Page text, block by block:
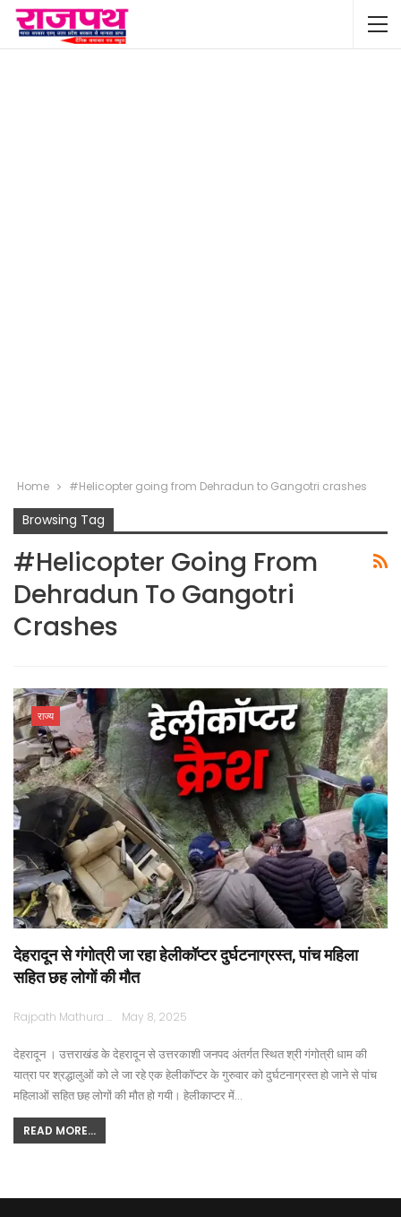
Home #Helicopter going from Dehradun to Gangotri crashes
Browsing Tag
#Helicopter Going From
Dehradun To Gangotri
Crashes
राज्य
देहरादून से गंगोत्री जा रहा हेलीकॉप्टर दुर्घटनाग्रस्त, पांच महिला
सहित छह लोगों की मौत
Rajpath Mathura May 8, 2025
देहरादून । उत्तराखंड के देहरादून से उत्तरकाशी जनपद अंतर्गत स्थित श्री गंगोत्री धाम की
यात्रा पर श्रद्धालुओं को ले जा रहे एक हेलीकॉप्टर के गुरुवार को दुर्घटनाग्रस्त हो जाने से पांच
महिलाओं सहित छह लोगों की मौत हो गयी। हेलीकाप्टर में…
READ MORE...